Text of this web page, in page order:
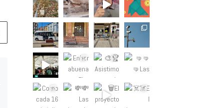
El Ayuntamiento de
Calahorra derribó 43
edificios en el casco